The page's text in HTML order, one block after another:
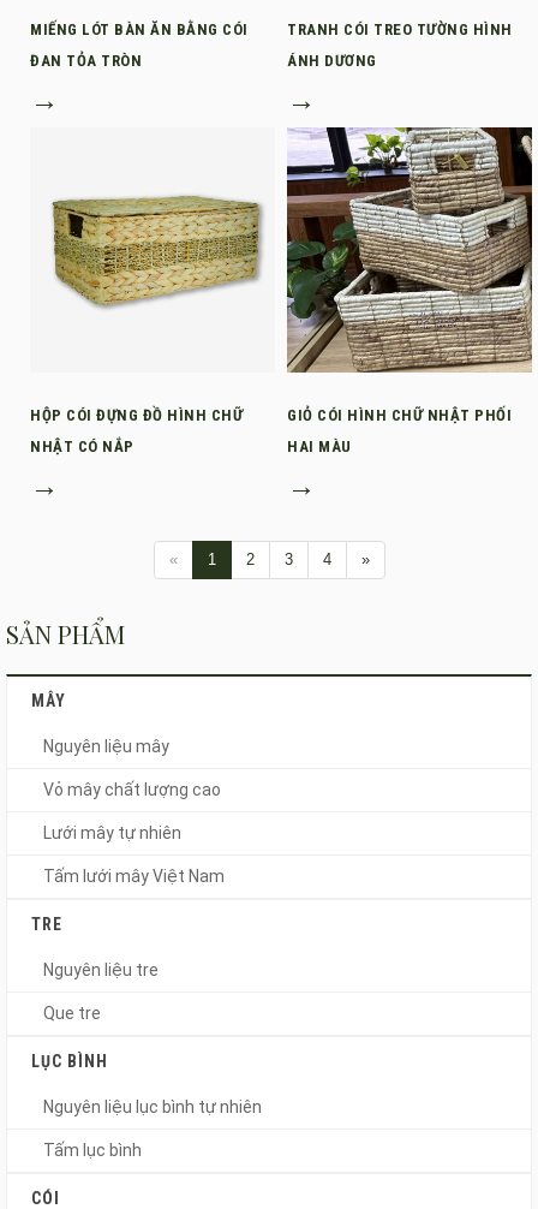
MIẾNG LÓT BÀN ĂN BẰNG CÓI
ĐAN TỎA TRÒN
→
TRANH CÓI TREO TƯỜNG HÌNH
ÁNH DƯƠNG
→
HỘP CÓI ĐỰNG ĐỒ HÌNH CHỮ
NHẬT CÓ NẮP
→
GIỎ CÓI HÌNH CHỮ NHẬT PHỐI
HAI MÀU
→
« 1 2 3 4 »
SẢN PHẨM
MÂY
Nguyên liệu mây
Vỏ mây chất lượng cao
Lưới mây tự nhiên
Tấm lưới mây Việt Nam
TRE
Nguyên liệu tre
Que tre
LỤC BÌNH
Nguyên liệu lục bình tự nhiên
Tấm lục bình
CÓI